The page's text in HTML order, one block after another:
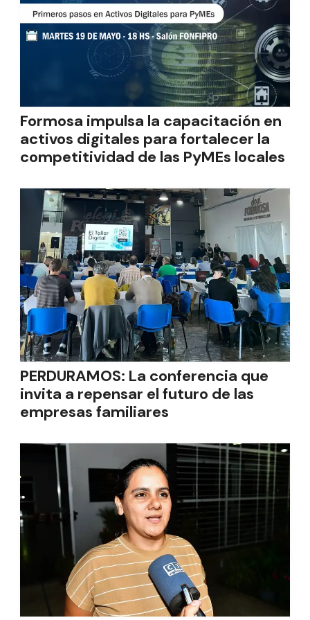
Formosa impulsa la capacitación en
activos digitales para fortalecer la
competitividad de las PyMEs locales
PERDURAMOS: La conferencia que
invita a repensar el futuro de las
empresas familiares